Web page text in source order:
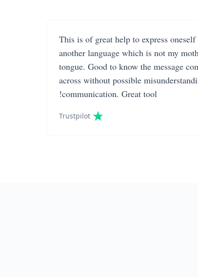
This is of great help to express
another language which is not my
tongue. Good to know the message
across without possible
communication. Great tool!
Trustpilot